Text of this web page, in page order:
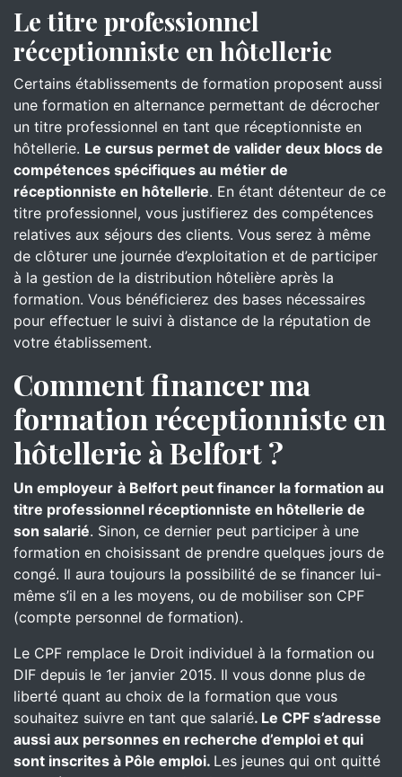
Le titre professionnel
réceptionniste en hôtellerie
Certains établissements de formation proposent aussi
une formation en alternance permettant de décrocher
un titre professionnel en tant que réceptionniste en
hôtellerie. Le cursus permet de valider deux blocs de
compétences spécifiques au métier de
réceptionniste en hôtellerie. En étant détenteur de ce
titre professionnel, vous justifierez des compétences
relatives aux séjours des clients. Vous serez à même
de clôturer une journée d’exploitation et de participer
à la gestion de la distribution hôtelière après la
formation. Vous bénéficierez des bases nécessaires
pour effectuer le suivi à distance de la réputation de
votre établissement.
Comment financer ma
formation réceptionniste en
hôtellerie à Belfort ?
Un employeur à Belfort peut financer la formation au
titre professionnel réceptionniste en hôtellerie de
son salarié. Sinon, ce dernier peut participer à une
formation en choisissant de prendre quelques jours de
congé. Il aura toujours la possibilité de se financer lui-
même s’il en a les moyens, ou de mobiliser son CPF
(compte personnel de formation).
Le CPF remplace le Droit individuel à la formation ou
DIF depuis le 1er janvier 2015. Il vous donne plus de
liberté quant au choix de la formation que vous
souhaitez suivre en tant que salarié. Le CPF s’adresse
aussi aux personnes en recherche d’emploi et qui
sont inscrites à Pôle emploi. Les jeunes qui ont quitté